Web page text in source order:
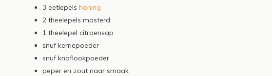
3 eetlepels honing
2 theelepels mosterd
1 theelepel citroensap
snuf kerriepoeder
snuf knoflookpoeder
peper en zout naar smaak